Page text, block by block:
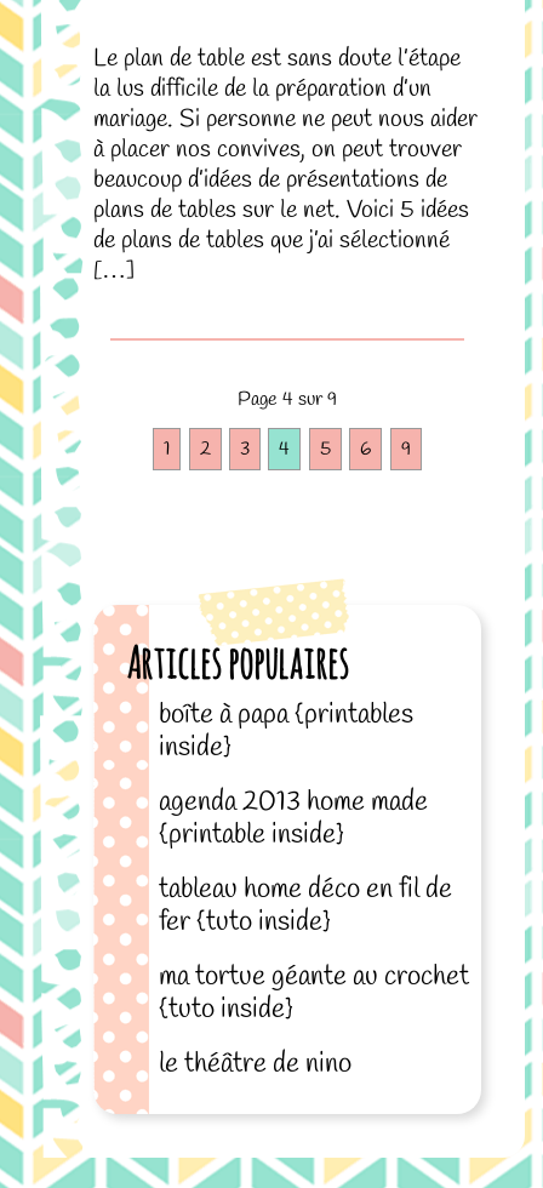
Le plan de table est sans doute l’étape
la lus difficile de la préparation d’un
mariage. Si personne ne peut nous aider
à placer nos convives, on peut trouver
beaucoup d’idées de présentations de
plans de tables sur le net. Voici 5 idées
de plans de tables que j’ai sélectionné
[…]
Page 4 sur 9
1
2 3 4 5 6 9
Articles populaires
boîte à papa {printables
inside}
agenda 2013 home made
{printable inside}
tableau home déco en fil de
fer {tuto inside}
ma tortue géante au crochet
{tuto inside}
le théâtre de nino